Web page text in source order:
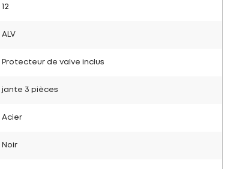
12
ALV
Protecteur de valve inclus
jante 3 pièces
Acier
Noir